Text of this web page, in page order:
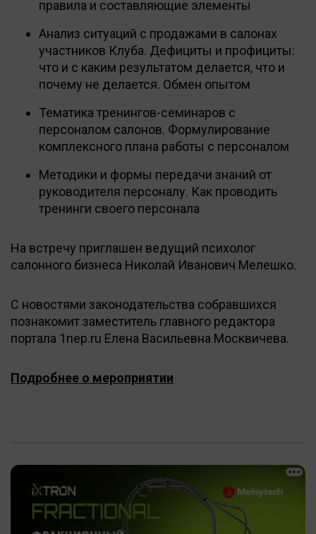
правила и составляющие элементы
Анализ ситуаций с продажами в салонах
участников Клуба. Дефициты и профициты:
что и с каким результатом делается, что и
почему не делается. Обмен опытом
Тематика тренингов-семинаров с
персоналом салонов. Формулирование
комплексного плана работы с персоналом
Методики и формы передачи знаний от
руководителя персоналу. Как проводить
тренинги своего персонала
На встречу приглашен ведущий психолог
салонного бизнеса Николай Иванович Мелешко.
С новостями законодательства собравшихся
познакомит заместитель главного редактора
портала 1nep.ru Елена Васильевна Москвичева.
Подробнее о мероприятии